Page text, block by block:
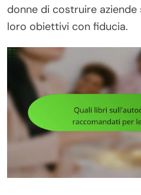
donne di costruire aziende
loro obiettivi con fiducia.